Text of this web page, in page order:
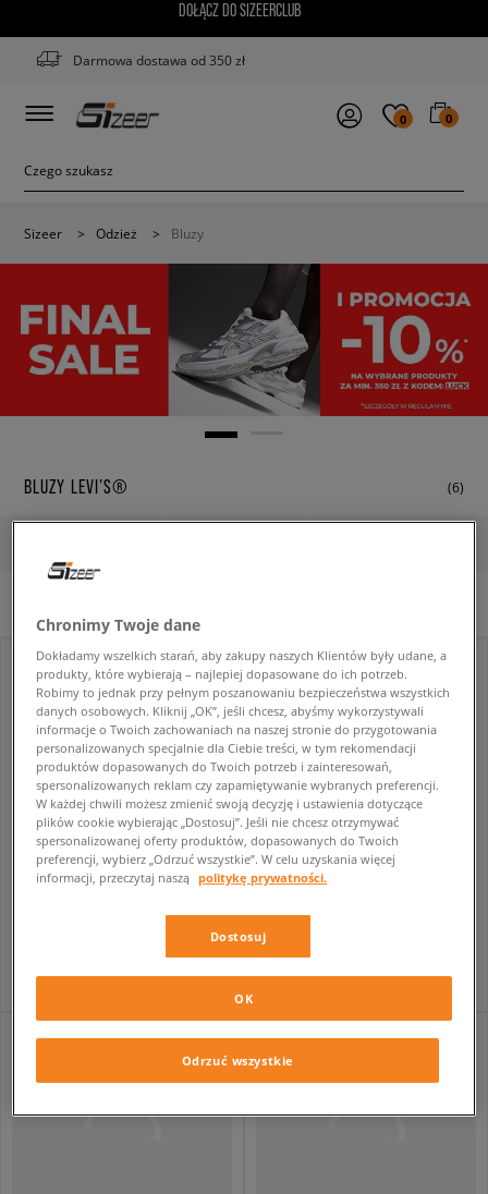
DOŁĄCZ DO SIZEERCLUB
Darmowa dostawa od 350 zł
0 0
Sizeer > Odzież > Bluzy
BLUZY LEVI’S® (6)
-10% za min. 350 zł kod: LUCK
LEVI'S BLUZA AUTHENTIC CREW BROWNS
379,99 zł
Chronimy Twoje dane
Dokładamy wszelkich starań, aby zakupy naszych Klientów były udane, a
produkty, które wybierają – najlepiej dopasowane do ich potrzeb.
Robimy to jednak przy pełnym poszanowaniu bezpieczeństwa wszystkich
danych osobowych. Kliknij „OK”, jeśli chcesz, abyśmy wykorzystywali
informacje o Twoich zachowaniach na naszej stronie do przygotowania
personalizowanych specjalnie dla Ciebie treści, w tym rekomendacji
produktów dopasowanych do Twoich potrzeb i zainteresowań,
spersonalizowanych reklam czy zapamiętywanie wybranych preferencji.
W każdej chwili możesz zmienić swoją decyzję i ustawienia dotyczące
plików cookie wybierając „Dostosuj”. Jeśli nie chcesz otrzymywać
spersonalizowanej oferty produktów, dopasowanych do Twoich
preferencji, wybierz „Odrzuć wszystkie”. W celu uzyskania więcej
informacji, przeczytaj naszą politykę prywatności.
Dostosuj
Odrzuć wszystkie
OK